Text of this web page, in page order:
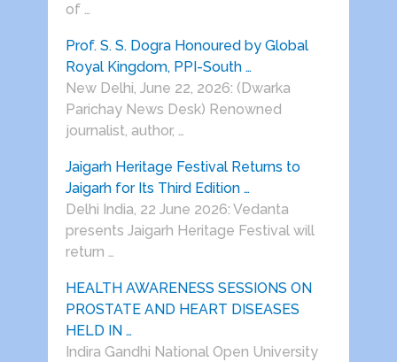
of …
Prof. S. S. Dogra Honoured by Global
Royal Kingdom, PPI-South …
New Delhi, June 22, 2026: (Dwarka
Parichay News Desk) Renowned
journalist, author, …
Jaigarh Heritage Festival Returns to
Jaigarh for Its Third Edition …
Delhi India, 22 June 2026: Vedanta
presents Jaigarh Heritage Festival will
return …
HEALTH AWARENESS SESSIONS ON
PROSTATE AND HEART DISEASES
HELD IN …
Indira Gandhi National Open University